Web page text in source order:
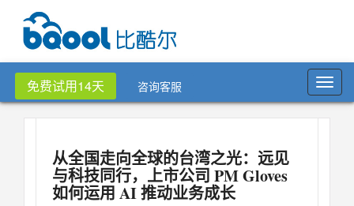
免费试用14天 咨询客服
从全国走向全球的台湾之光：远见
与科技同行，上市公司 PM Gloves
如何运用 AI 推动业务成长